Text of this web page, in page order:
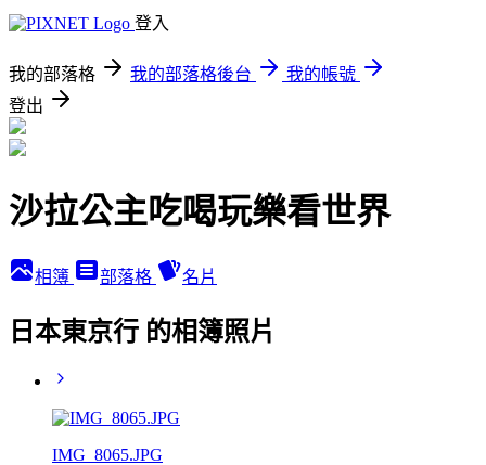
登入
我的部落格 我的部落格後台
我的帳號
登出
沙拉公主吃喝玩樂看世界
相簿 部落格 名片
日本東京行 的相簿照片
IMG_8065.JPG